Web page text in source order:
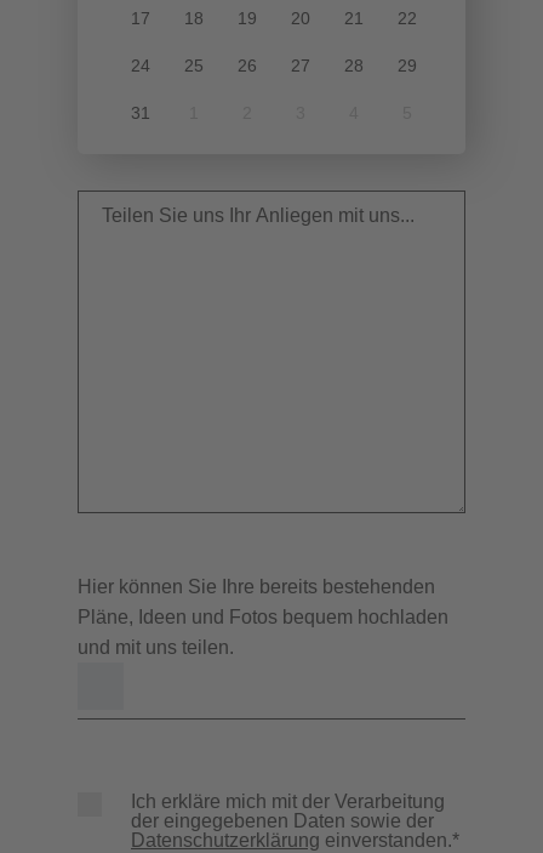
17 18 19 20 21 22
24 25 26 27 28 29
31
Hier können Sie Ihre bereits bestehenden
Pläne, Ideen und Fotos bequem hochladen
und mit uns teilen.
Ich erkläre mich mit der Verarbeitung
der eingegebenen Daten sowie der
Datenschutzerklärung einverstanden.*